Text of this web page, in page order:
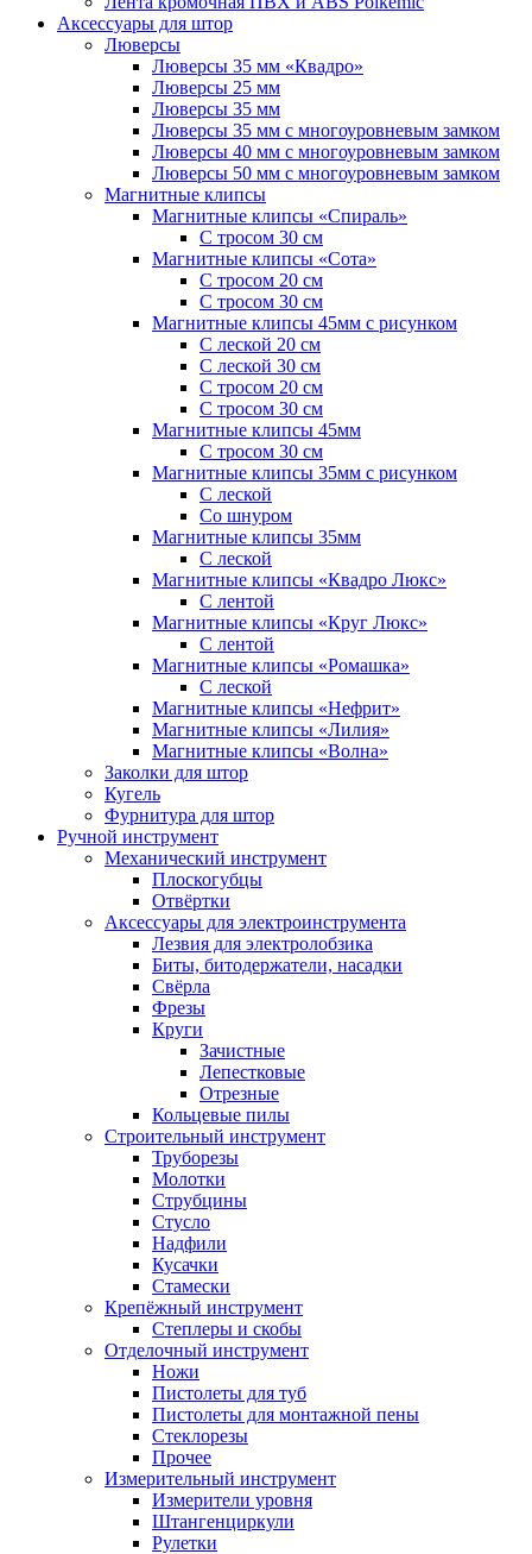
Аксессуары для штор
Люверсы
Люверсы 35 мм «Квадро»
Люверсы 25 мм
Люверсы 35 мм
Люверсы 35 мм с многоуровневым замком
Люверсы 40 мм с многоуровневым замком
Люверсы 50 мм с многоуровневым замком
Магнитные клипсы
Магнитные клипсы «Спираль»
С тросом 30 см
Магнитные клипсы «Сота»
С тросом 20 см
С тросом 30 см
Магнитные клипсы 45мм с рисунком
С леской 20 см
С леской 30 см
С тросом 20 см
С тросом 30 см
Магнитные клипсы 45мм
С тросом 30 см
Магнитные клипсы 35мм с рисунком
С леской
Со шнуром
Магнитные клипсы 35мм
С леской
Магнитные клипсы «Квадро Люкс»
С лентой
Магнитные клипсы «Круг Люкс»
С лентой
Магнитные клипсы «Ромашка»
С леской
Магнитные клипсы «Нефрит»
Магнитные клипсы «Лилия»
Магнитные клипсы «Волна»
Заколки для штор
Кугель
Фурнитура для штор
Ручной инструмент
Механический инструмент
Плоскогубцы
Отвёртки
Аксессуары для электроинструмента
Лезвия для электролобзика
Биты, битодержатели, насадки
Свёрла
Фрезы
Круги
Зачистные
Лепестковые
Отрезные
Кольцевые пилы
Строительный инструмент
Труборезы
Молотки
Струбцины
Стусло
Надфили
Кусачки
Стамески
Крепёжный инструмент
Степлеры и скобы
Отделочный инструмент
Ножи
Пистолеты для туб
Пистолеты для монтажной пены
Стеклорезы
Прочее
Измерительный инструмент
Измерители уровня
Штангенциркули
Рулетки